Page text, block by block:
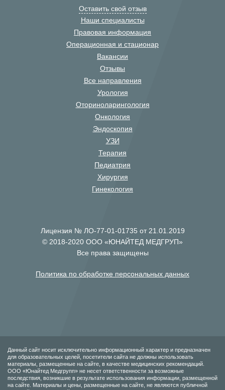
Оставить свой отзыв
Наши специалисты
Правовая информация
Операционная и стационар
Вакансии
Отзывы
Все направления
Урология
Оториноларингология
Онкология
Эндоскопия
УЗИ
Терапия
Педиатрия
Хирургия
Гинекология
Лицензия № ЛО-77-01-01735 от 21.01.2019
© 2018-2020 ООО «ЮНАЙТЕД МЕДГРУП»
Все права защищены
Политика по обработке персональных данных
Данный сайт носит исключительно информационный характер и предназначен
для образовательных целей, посетители сайта не должны использовать
материалы, размещенные на сайте, в качестве медицинских рекомендаций.
ООО «Юнайтед Медгрупп» не несет ответственности за возможные
последствия, возникшие в результате использования информации, размещенной
на сайте. Материалы и цены, размещенные на сайте, не являются публичной